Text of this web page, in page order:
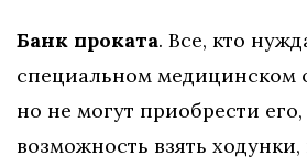
Банк проката. Все, кто
специальном медицинском
но не могут приобрести
возможность взять